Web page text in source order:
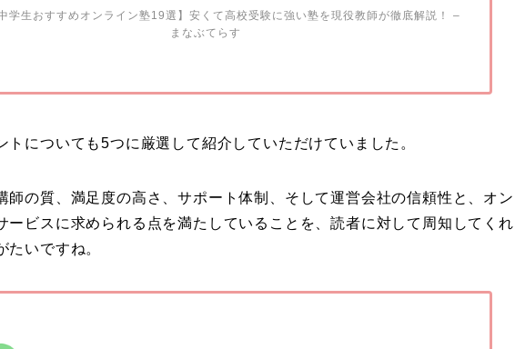
中学生おすすめオンライン塾19選】安くて高校受験に強い塾を現役教師が徹底解説！ –
まなぶてらす
トについても5つに厳選して紹介していただけていました。
師の質、満足度の高さ、サポート体制、そして運営会社の信頼性と、オン
ービスに求められる点を満たしていることを、読者に対して周知してくれ
たいですね。